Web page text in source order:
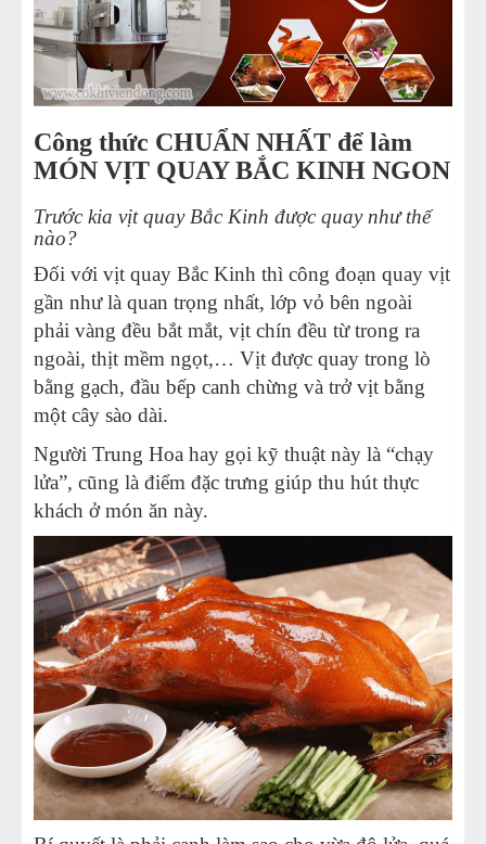
Công thức CHUẨN NHẤT để làm
MÓN VỊT QUAY BẮC KINH NGON
Trước kia vịt quay Bắc Kinh được quay như thế
nào?
Đối với vịt quay Bắc Kinh thì công đoạn quay vịt
gần như là quan trọng nhất, lớp vỏ bên ngoài
phải vàng đều bắt mắt, vịt chín đều từ trong ra
ngoài, thịt mềm ngọt,… Vịt được quay trong lò
bằng gạch, đầu bếp canh chừng và trở vịt bằng
một cây sào dài.
Người Trung Hoa hay gọi kỹ thuật này là “chạy
lửa”, cũng là điểm đặc trưng giúp thu hút thực
khách ở món ăn này.